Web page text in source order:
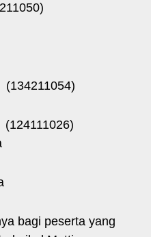
(134211054)
(124111026)
bagi peserta yang